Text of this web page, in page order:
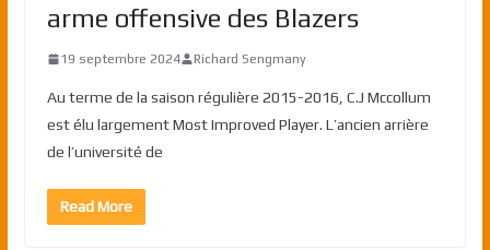
arme offensive des Blazers
19 septembre 2024 Richard Sengmany
Au terme de la saison régulière 2015-2016, C.J Mccollum
est élu largement Most Improved Player. L’ancien arrière
de l’université de
Read More